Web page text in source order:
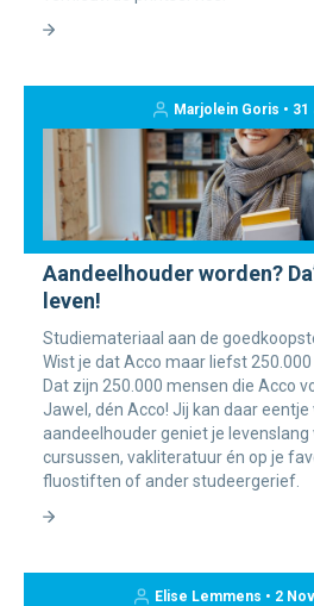
Marjolein Goris • 31
Aandeelhouder worden?
leven!
Studiemateriaal aan de
Wist je dat Acco maar liefst
Dat zijn 250.000 mensen die Acco
Jawel, dén Acco! Jij kan daar eentje
aandeelhouder geniet je levenslang
cursussen, vakliteratuur én op je
fluostiften of ander studeergerief.
Elise Lemmens • 2